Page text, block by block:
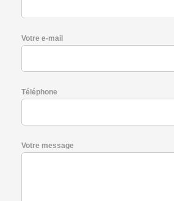
Votre e-mail
Téléphone
Votre message